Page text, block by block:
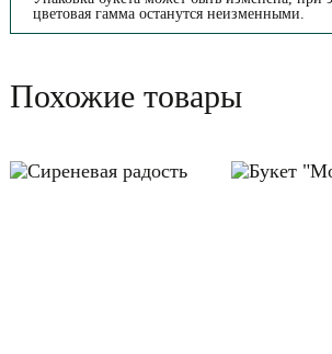
цветовая гамма останутся неизменными.
Похожие товары